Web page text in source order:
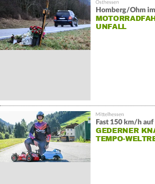
Homberg/Ohm
UNFALL
Fast 150 km/h
GEDERNER
TEMPO-